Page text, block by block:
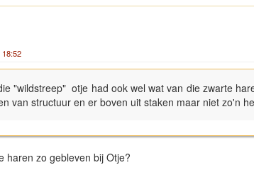
18:52
"wildstreep" otje had ook wel wat van die zwarte
van structuur en er boven uit staken maar niet zo'n
haren zo gebleven bij Otje?